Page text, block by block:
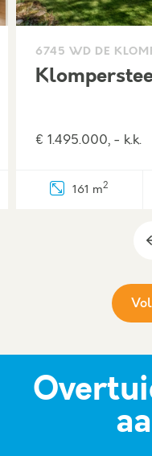
6745 WD DE
€ 1.495.000, - k.k.
161 m2